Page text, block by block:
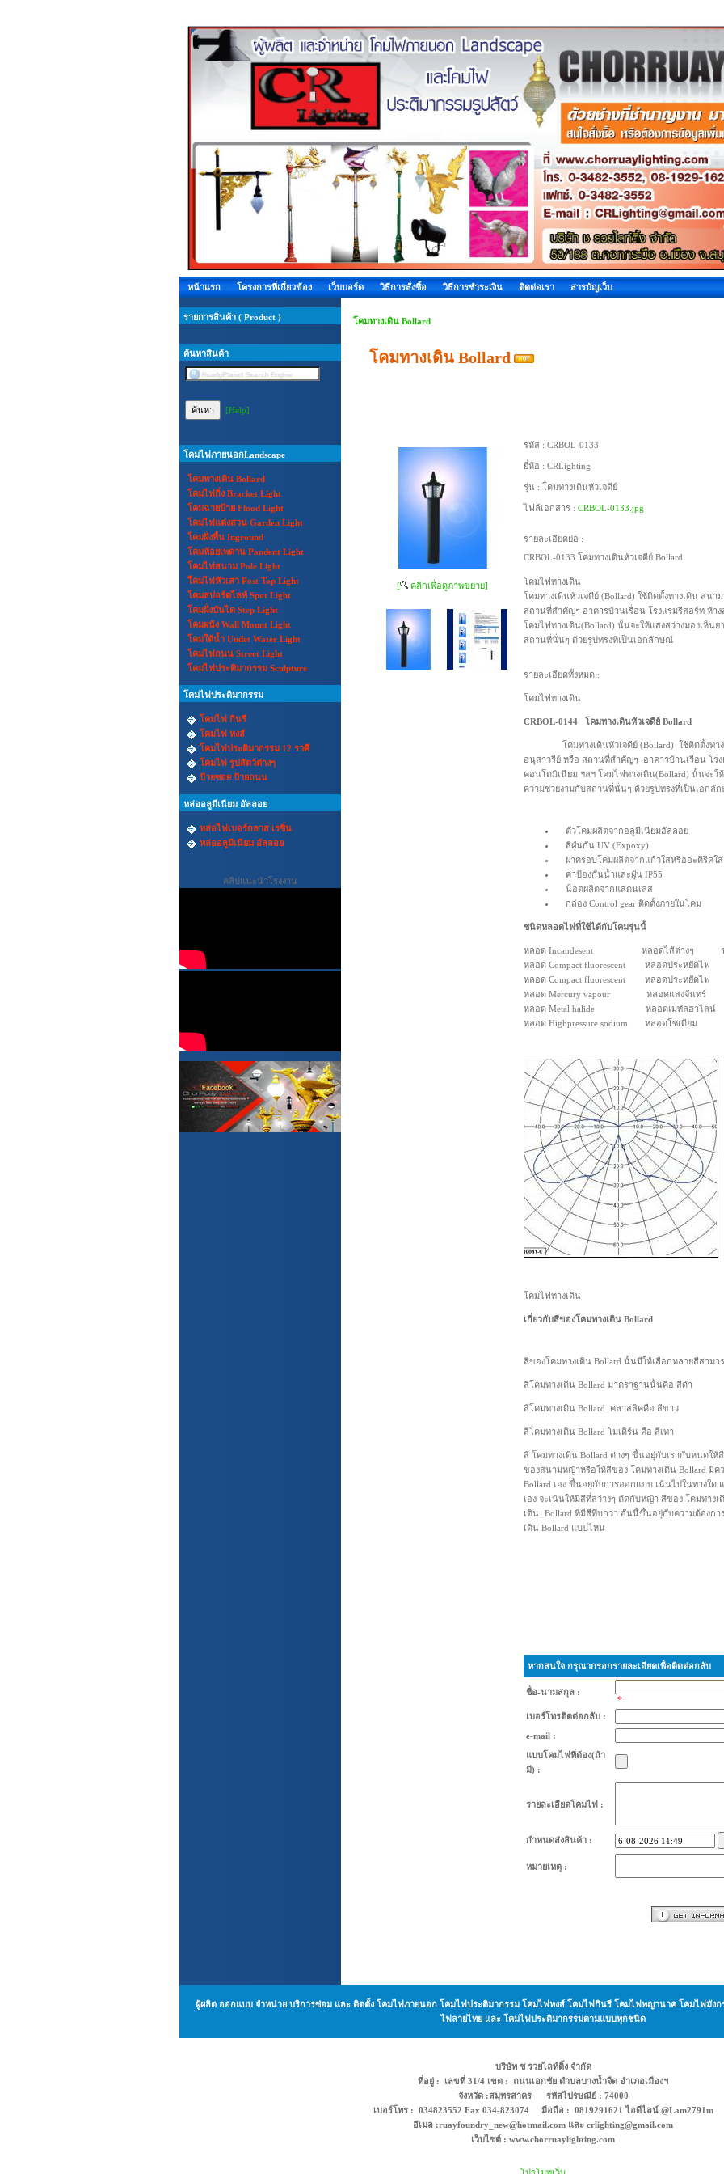
หน้าแรก โครงการที่เกี่ยวข้อง เว็บบอร์ด วิธีการสั่งซื้อ วิธีการชำระเงิน ติดต่อเรา สารบัญเว็บ
รายการสินค้า ( Product )
ค้นหาสินค้า
[Help]
โคมไฟภายนอกLandscape
โคมทางเดิน Bollard
โคมไฟกิ่ง Bracket Light
โคมฉายป้าย Flood Light
โคมไฟแต่งสวน Garden Light
โคมฝั่งพื้น Inground
โคมห้อยเพดาน Pandent Light
โคมไฟสนาม Pole Light
โีคมไฟหัวเสา Post Top Light
โคมสปอร์ตไลท์ Spot Light
โคมฝั่งบันได Step Light
โคมผนัง Wall Mount Light
โคมใต้น้ำ Undet Water Light
โคมไฟถนน Street Light
โคมไฟประติมากรรม Sculpture
โคมไฟประติมากรรม
โคมไฟ กินรี
โคมไฟ หงส์
โคมไฟประติมากรรม 12 ราศี
โคมไฟ รูปสัตว์ต่างๆ
ป้ายซอย ป้ายถนน
หล่ออลูมีเนียม อัลลอย
หล่อไฟเบอร์กลาส เรซิ่น
หล่ออลูมีเนียม อัลลอย
คลิปแนะนำโรงงาน
โคมทางเดิน Bollard
โคมทางเดิน Bollard
[ คลิกเพื่อดูภาพขยาย]
รหัส : CRBOL-0133
ยี่ห้อ : CRLighting
รุ่น : โคมทางเดินหัวเจดีย์
ไฟล์เอกสาร : CRBOL-0133.jpg
รายละเอียดย่อ :
CRBOL-0133 โคมทางเดินหัวเจดีย์ Bollard
โคมไฟทางเดิน
โคมทางเดินหัวเจดีย์ (Bollard) ใช้ติดตั้งทางเดิน สน
สถานที่สำคัญๆ อาคารบ้านเรื่อน โรงแรมรีสอร์ท ห้า
โคมไฟทางเดิน(Bollard) นั้นจะให้แสงสว่างมองเห็น
สถานที่นั่นๆ ด้วยรูปทรงที่เป็นเอกลักษณ์
รายละเอียดทั้งหมด :
โคมไฟทางเดิน
CRBOL-0144 โคมทางเดินหัวเจดีย์ Bollard
โคมทางเดินหัวเจดีย์ (Bollard) ใช้ติดตั้งทาง
อนุสาวรีย์ หรือ สถานที่สำคัญๆ อาคารบ้านเรื่อน โร
คอนโดมิเนียม ฯลฯ โคมไฟทางเดิน(Bollard) นั้นจะใ
ความช่วยงามกับสถานที่นั่นๆ ด้วยรูปทรงที่เป็นเอกลั
ตัวโคมผลิตจากอลูมีเนียมอัลลอย
สีฝุ่นกัน UV (Expoxy)
ฝาครอบโคมผลิตจากแก้วใสหรืออะคิริคใส
ค่าป้องกันน้ำและฝุ่น IP55
น็อตผลิตจากแสตนเลส
กล่อง Control gear ติดตั้งภายในโคม
ชนิดหลอดไฟที่ใช้ได้กับโคมรุ่นนี้
หลอด Incandesent หลอดไส้ต่างๆ ขั้
หลอด Compact fluorescent หลอดประหยัด
หลอด Compact fluorescent หลอดประหยัดไฟ
หลอด Mercury vapour หลอดแสงจันทร์
หลอด Metal halide หลอดเมทัลฮาไลน์
หลอด Highpressure sodium หลอดโซเดีย
โคมไฟทางเดิน
เกี่ยวกับสีของโคมทางเดิน Bollard
สีของโคมทางเดิน Bollard นั้นมีให้เลือกหลายสีสามา
สีโคมทางเดิน Bollard มาตราฐานนั้นคือ สีดำ
สีโคมทางเดิน Bollard คลาสสิคคือ สีขาว
สีโคมทางเดิน Bollard โมเดิร์น คือ สีเทา
สี โคมทางเดิน Bollard ต่างๆ ขึ้นอยุ่กับเรากับหนดใ
ของสนามหญ้าหรือให้สีของ โคมทางเดิน Bollard มี
Bollard เอง ขึ้นอยุ่กับการออกแบบ เน้นไปในทางใด
เอง จะเน้นให้มีสีที่สว่างๆ ตัดกับหญ้า สีของ โคมทาง
เดิน ฺ Bollard ที่มีสีทึบกว่า อันนี้ขึ้นอยุ่กับความต้องกา
เดิน Bollard แบบไหน
หากสนใจ กรุณากรอกรายละเอียดเพื่อติดต่อกลับ
ชื่อ-นามสกุล :
*
เบอร์โทรติดต่อกลับ :
e-mail :
แบบโคมไฟที่ต้อง(ถ้า
มี) :
รายละเอียดโคมไฟ :
กำหนดส่งสินค้า :
หมายเหตุ :
ผู้ผลิต ออกแบบ จำหน่าย บริการซ่อม และ ติดตั้ง โคมไฟภายนอก โคมไฟประติมากรรม โคมไฟหงส์ โคมไฟกินรี โคมไฟพญานาค โคมไฟมัง
ไฟลายไทย และ โคมไฟประติมากรรมตามแบบทุกชนิด
บริษัท ช รวยไลท์ติ้ง จำกัด
ที่อยู่ : เลขที่ 31/4 เขต : ถนนเอกชัย ตำบลบางน้ำจืด อำเภอเมืองฯ
จังหวัด :สมุทรสาคร รหัสไปรษณีย์ : 74000
เบอร์โทร : 034823552 Fax 034-823074 มือถือ : 0819291621 ไอดีไลน์ @Lam2791m
อีเมล :ruayfoundry_new@hotmail.com และ crlighting@gmail.com
เว็บไซต์ : www.chorruaylighting.com